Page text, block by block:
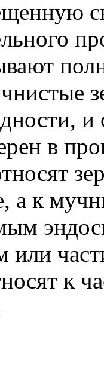
в
а к
или
к